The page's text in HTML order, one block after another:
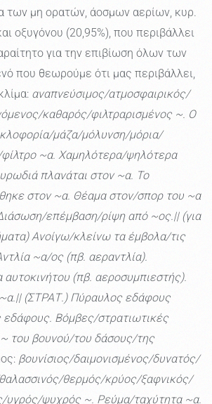
των μη ορατών, άοσμων αερίων, κυρ.
οξυγόνου (20,95%), που περιβάλλει
για την επιβίωση όλων των
που θεωρούμε ότι μας περιβάλλει,
αναπνεύσιμος/ατμοσφαιρικός/
καθαρός/φιλτραρισμένος ~. Ο
μάζα/μόλυνση/μόρια/
~α. Χαμηλότερα/ψηλότερα
πλανάται στον ~α. Το
στον ~α. Θέαμα στον/σπορ του ~α
επέμβαση/ρίψη από ~ος.|| (για
Ανοίγω/κλείνω τα έμβολα/τις
~α/ος (πβ. αεραντλία).
(πβ. αεροσυμπιεστής).
~α.|| (ΣΤΡΑΤ.) Πύραυλος εδάφους
Βόμβες/στρατιωτικές
του βουνού/του δάσους/της
βουνίσιος/δαιμονισμένος/δυνατός/
θερμός/κρύος/ξαφνικός/
υγρός/ψυχρός ~. Ρεύμα/ταχύτητα ~α.